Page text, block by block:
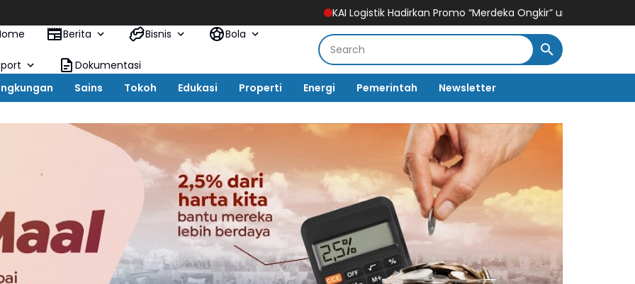
KAI Logistik Hadirkan Promo “Merdeka Ongkir” untuk Pengiriman Paket
Berita Bisnis Bola
Dokumentasi
Sains Tokoh Edukasi Properti Energi Pemerintah Newsletter